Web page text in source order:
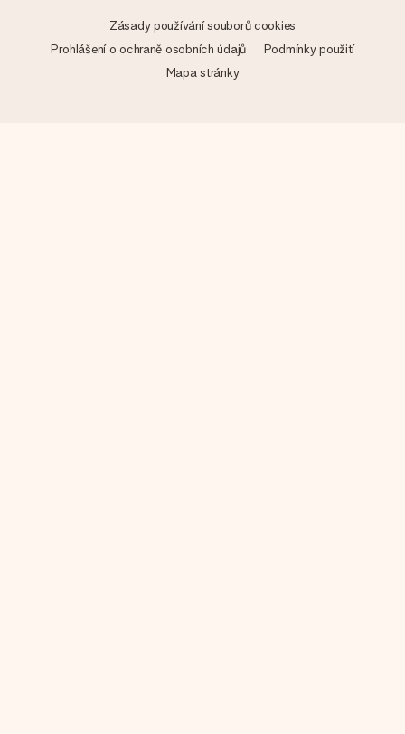
Zásady používání souborů cookies
Prohlášení o ochraně osobních údajů
Podmínky použití
Mapa stránky